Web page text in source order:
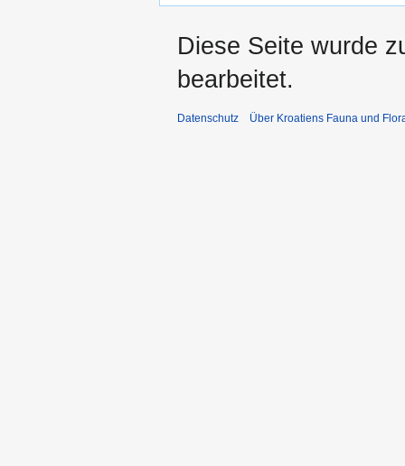
Diese Seite wurde
bearbeitet.
Datenschutz Über Kroatiens Fauna und